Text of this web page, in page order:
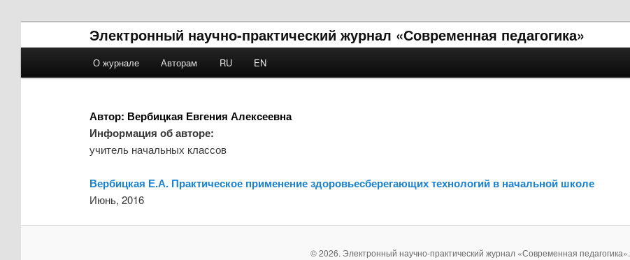
Электронный научно-практический журнал «Современная педагогика»
Skip to primary content
Skip to secondary content
О журнале Авторам RU EN
Автор: Вербицкая Евгения Алексеевна
Информация об авторе:
учитель начальных классов
Вербицкая Е.А. Практическое применение здоровьесберегающих технологий в начальной школе
Июнь, 2016
© 2026. Электронный научно-практический журнал «Современная педагогика».